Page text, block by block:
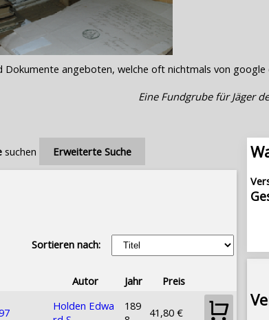
angeboten, welche oft nichtmals von
Eine Fundgrube für Jäger
suchen Erweiterte Suche
Sortieren nach:
Autor Jahr Preis
Holden Edwa
189
41,80 €